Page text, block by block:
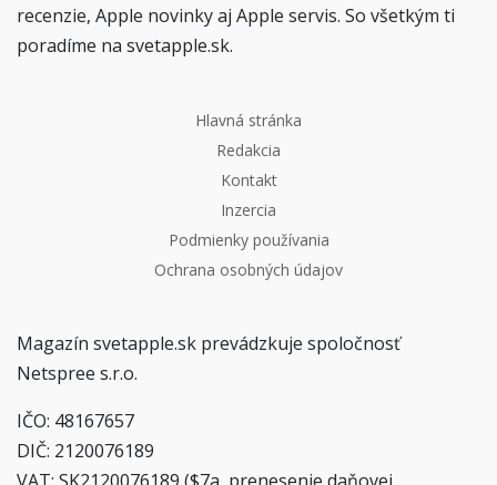
recenzie, Apple novinky aj Apple servis. So všetkým ti
poradíme na svetapple.sk.
Hlavná stránka
Redakcia
Kontakt
Inzercia
Podmienky používania
Ochrana osobných údajov
Magazín svetapple.sk prevádzkuje spoločnosť
Netspree s.r.o.
IČO: 48167657
DIČ: 2120076189